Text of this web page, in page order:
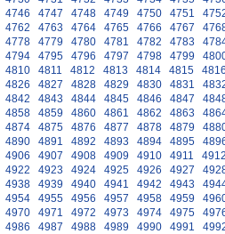
4746 4747 4748 4749 4750 4751
4762 4763 4764 4765 4766 4767
4778 4779 4780 4781 4782 4783
4794 4795 4796 4797 4798 4799
4810 4811 4812 4813 4814 4815
4826 4827 4828 4829 4830 4831
4842 4843 4844 4845 4846 4847
4858 4859 4860 4861 4862 4863
4874 4875 4876 4877 4878 4879
4890 4891 4892 4893 4894 4895
4906 4907 4908 4909 4910 4911
4922 4923 4924 4925 4926 4927
4938 4939 4940 4941 4942 4943
4954 4955 4956 4957 4958 4959
4970 4971 4972 4973 4974 4975
4986 4987 4988 4989 4990 4991